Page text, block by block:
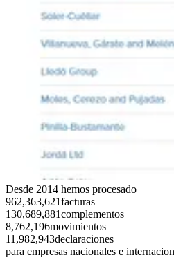
Desde 2014 hemos procesado
962,363,621facturas
130,689,881complementos
8,762,196movimientos
11,982,943declaraciones
para empresas nacionales e